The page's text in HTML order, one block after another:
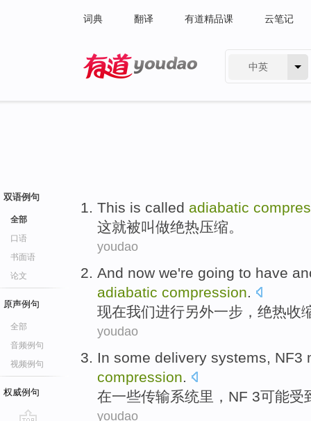
词典 翻译 有道精品课 云笔记
中英
双语例句
全部
口语
书面语
论文
原声例句
全部
音频例句
视频例句
权威例句
This is called adiabatic
这就被叫做绝热压缩。
youdao
And now we're going to have
adiabatic compression.
现在我们进行另外一步 ， 绝热收
youdao
In some delivery systems NF3
compression
在一些传输系统里， NF 3可能受
youdao